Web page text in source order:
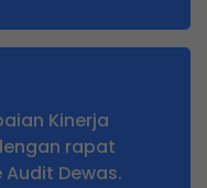
Kinerja
rapat
Dewas.